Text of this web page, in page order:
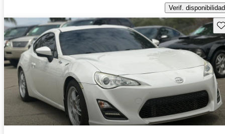
Verif. disponibilidad